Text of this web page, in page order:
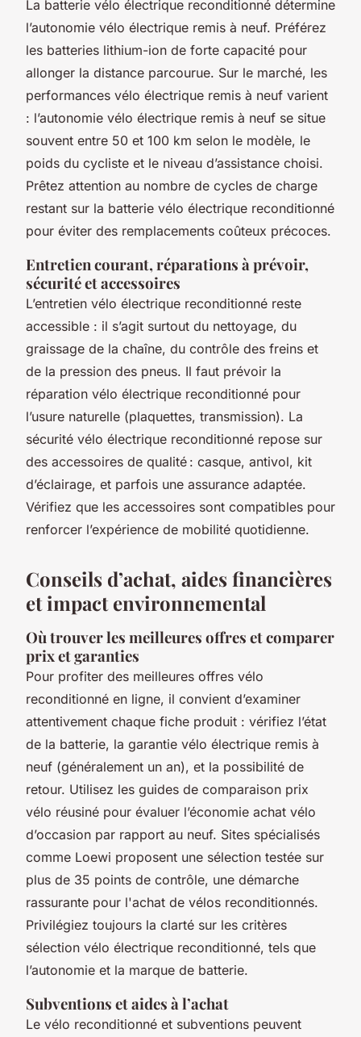
La batterie vélo électrique reconditionné détermine
l’autonomie vélo électrique remis à neuf. Préférez
les batteries lithium-ion de forte capacité pour
allonger la distance parcourue. Sur le marché, les
performances vélo électrique remis à neuf varient
: l’autonomie vélo électrique remis à neuf se situe
souvent entre 50 et 100 km selon le modèle, le
poids du cycliste et le niveau d’assistance choisi.
Prêtez attention au nombre de cycles de charge
restant sur la batterie vélo électrique reconditionné
pour éviter des remplacements coûteux précoces.
Entretien courant, réparations à prévoir,
sécurité et accessoires
L’entretien vélo électrique reconditionné reste
accessible : il s’agit surtout du nettoyage, du
graissage de la chaîne, du contrôle des freins et
de la pression des pneus. Il faut prévoir la
réparation vélo électrique reconditionné pour
l’usure naturelle (plaquettes, transmission). La
sécurité vélo électrique reconditionné repose sur
des accessoires de qualité : casque, antivol, kit
d’éclairage, et parfois une assurance adaptée.
Vérifiez que les accessoires sont compatibles pour
renforcer l’expérience de mobilité quotidienne.
Conseils d’achat, aides financières
et impact environnemental
Où trouver les meilleures offres et comparer
prix et garanties
Pour profiter des meilleures offres vélo
reconditionné en ligne, il convient d’examiner
attentivement chaque fiche produit : vérifiez l’état
de la batterie, la garantie vélo électrique remis à
neuf (généralement un an), et la possibilité de
retour. Utilisez les guides de comparaison prix
vélo réusiné pour évaluer l’économie achat vélo
d’occasion par rapport au neuf. Sites spécialisés
comme Loewi proposent une sélection testée sur
plus de 35 points de contrôle, une démarche
rassurante pour l'achat de vélos reconditionnés.
Privilégiez toujours la clarté sur les critères
sélection vélo électrique reconditionné, tels que
l’autonomie et la marque de batterie.
Subventions et aides à l’achat
Le vélo reconditionné et subventions peuvent